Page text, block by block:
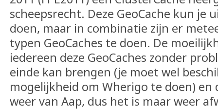
scheepsrecht. Deze GeoCache kun je
doen, maar in combinatie zijn er
typen GeoCaches te doen. De
iedereen deze GeoCaches zonder
einde kan brengen (je moet wel
mogelijkheid om Wherigo te doen)
weer van Aap, dus het is maar weer